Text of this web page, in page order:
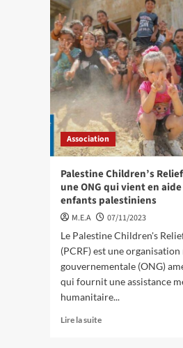
Association
Palestine Children’s
une ONG qui vient en
enfants palestiniens
M.E.A
07/11/2023
Le Palestine Children's
(PCRF) est une organisation
gouvernementale (ONG)
qui fournit une assistance
humanitaire...
Lire la suite